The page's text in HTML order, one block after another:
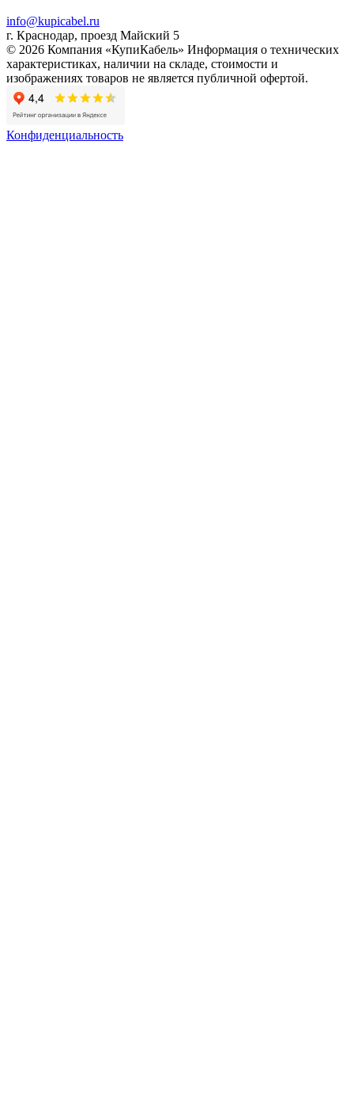
info@kupicabel.ru
г. Краснодар, проезд Майский 5
© 2026 Компания «КупиКабель» Информация о технических
характеристиках, наличии на складе, стоимости и
изображениях товаров не является публичной офертой.
Конфиденциальность